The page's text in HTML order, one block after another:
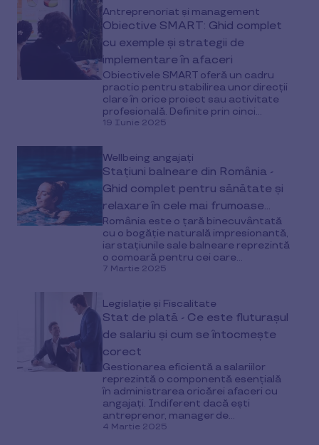
Antreprenoriat și management
Obiective SMART: Ghid complet
cu exemple și strategii de
implementare în afaceri
Obiectivele SMART oferă un cadru
practic pentru stabilirea unor direcții
clare în orice proiect sau activitate
profesională. Definite prin cinci...
19 Iunie 2025
Wellbeing angajați
Stațiuni balneare din România -
Ghid complet pentru sănătate și
relaxare în cele mai frumoase
stațiuni cu apă termală caldă
România este o țară binecuvântată
cu o bogăție naturală impresionantă,
iar stațiunile sale balneare reprezintă
o comoară pentru cei care...
7 Martie 2025
Legislație și Fiscalitate
Stat de plată - Ce este fluturașul
de salariu și cum se întocmește
corect
Gestionarea eficientă a salariilor
reprezintă o componentă esențială
în administrarea oricărei afaceri cu
angajaţi. Indiferent dacă ești
antreprenor, manager de...
4 Martie 2025